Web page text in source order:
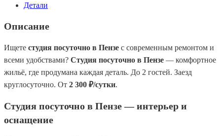
Детали
Описание
Ищете студия посуточно в Пензе с современным ремонтом и
всеми удобствами? Студия посуточно в Пензе — комфортное
жильё, где продумана каждая деталь. До 2 гостей. Заезд
круглосуточно. От 2 300 ₽/сутки.
Студия посуточно в Пензе — интерьер и
оснащение